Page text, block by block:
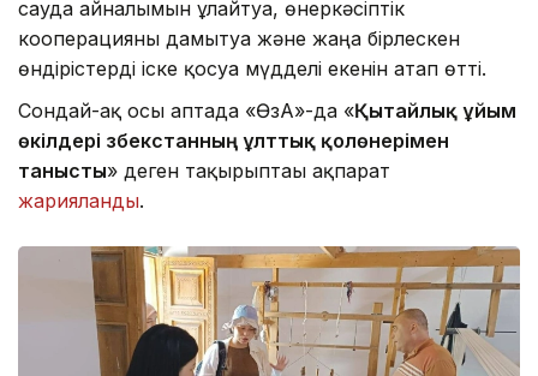
сауда айналымын ұлғайтуға, өнеркәсіптік
кооперацияны дамытуға және жаңа бірлескен
өндірістерді іске қосуға мүдделі екенін атап өтті.
Сондай-ақ осы аптада «ӨзА»-да «Қытайлық ұйым
өкілдері Өзбекстанның ұлттық қолөнерімен
танысты» деген тақырыптағы ақпарат
жарияланды.